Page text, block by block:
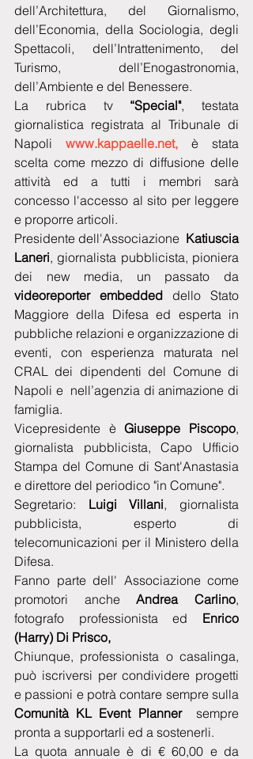
dell’Architettura, del Giornalismo,
dell’Economia, della Sociologia, degli
Spettacoli, dell’Intrattenimento, del
Turismo, dell’Enogastronomia,
dell’Ambiente e del Benessere.
La rubrica tv “Special", testata
giornalistica registrata al Tribunale di
Napoli www.kappaelle.net, è stata
scelta come mezzo di diffusione delle
attività ed a tutti i membri sarà
concesso l'accesso al sito per leggere
e proporre articoli.
Presidente dell'Associazione Katiuscia
Laneri, giornalista pubblicista, pioniera
videoreporter embedded dello Stato
Maggiore della Difesa ed esperta in
pubbliche relazioni e organizzazione di
eventi, con esperienza maturata nel
CRAL dei dipendenti del Comune di
Napoli e  nell’agenzia di animazione di
famiglia.
Vicepresidente è Giuseppe Piscopo,
giornalista pubblicista, Capo Ufficio
Stampa del Comune di Sant'Anastasia
e direttore del periodico "in Comune".
Segretario: Luigi Villani, giornalista
pubblicista, esperto di
telecomunicazioni per il Ministero della
Difesa.
Fanno parte dell' Associazione come
promotori anche Andrea Carlino,
fotografo professionista ed Enrico
(Harry) Di Prisco,
Chiunque, professionista o casalinga,
può iscriversi per condividere progetti
Comunità KL Event Planner
sempre
pronta a supportarli ed a sostenerli.
La quota annuale è di € 60,00 e da